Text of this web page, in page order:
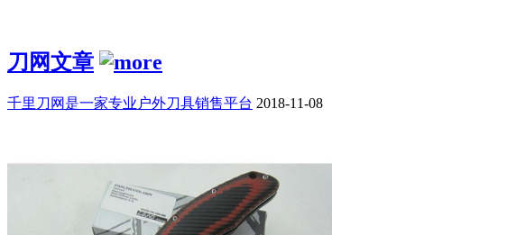
刀网文章
千里刀网是一家专业户外刀具销售平台 2018-11-08